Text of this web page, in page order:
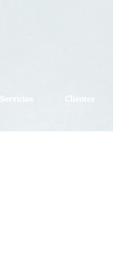
Servicios Clientes